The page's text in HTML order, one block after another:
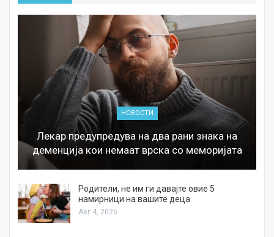
НОВОСТИ
Лекар предупредува на два рани знака на
деменција кои немаат врска со меморијата
Родители, не им ги давајте овие 5
намирници на вашите деца
Авг 4, 2026